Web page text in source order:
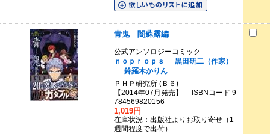
青鬼 闇蘇露編
公式アンソロジーコミック
ｎｏｐｒｏｐｓ
黒田研二（作家）
鈴羅木かりん
ＰＨＰ研究所 (Ｂ６)
【2014年07月発売】 ISBNコード 9
784569820156
1,019円
在庫状況：出版社よりお取り寄せ（1
週間程度で出荷）